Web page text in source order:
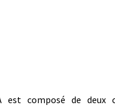
est composé de deux